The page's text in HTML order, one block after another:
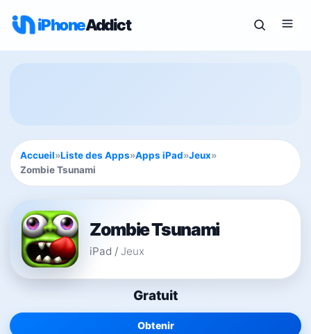
iPhoneAddict
Accueil»Liste des Apps»Apps iPad»Jeux»
Zombie Tsunami
Zombie Tsunami
iPad / Jeux
Gratuit
Obtenir